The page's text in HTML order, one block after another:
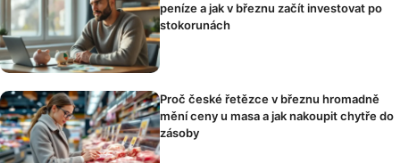
peníze a jak v březnu začít investovat po
stokorunách
Proč české řetězce v březnu hromadně
mění ceny u masa a jak nakoupit chytře do
zásoby